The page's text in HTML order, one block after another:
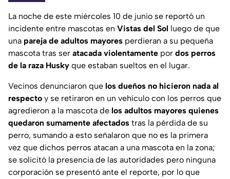
La noche de este miércoles 10 de junio se reportó un
incidente entre mascotas en Vistas del Sol luego de que
una pareja de adultos mayores perdieran a su pequeña
mascota tras ser atacada violentamente por dos perros
de la raza Husky que estaban sueltos en el lugar.
Vecinos denunciaron que los dueños no hicieron nada al
respecto y se retiraron en un vehículo con los perros que
agredieron a la mascota de los adultos mayores quienes
quedaron sumamente afectados tras la pérdida de su
perro, sumando a esto señalaron que no es la primera
vez que dichos perros atacan a una mascota en la zona;
se solicitó la presencia de las autoridades pero ninguna
corporación se presentó ante el reporte, por lo que